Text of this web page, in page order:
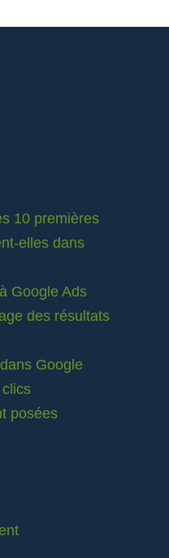
10 premières
elles dans
Google Ads
des résultats
Google
posées